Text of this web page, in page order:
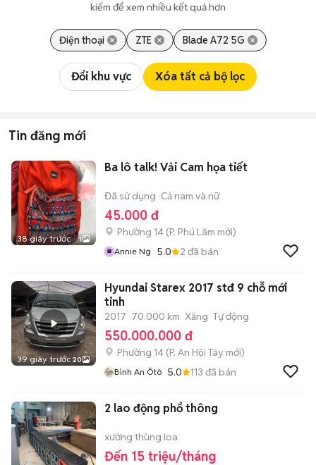
kiếm để xem nhiều kết quả hơn
Điện thoại ZTE Blade A72 5G
Đổi khu vực Xóa tất cả bộ lọc
Tin đăng mới
38 giây trước 1
Ba lô talk! Vải Cam họa tiết
Đã sử dụng Cả nam và nữ
45.000 đ
Phường 14 (P. Phú Lâm mới)
Annie Ng 5.0 2 đã bán
39 giây trước 20
Hyundai Starex 2017 stđ 9 chỗ mới
tinh
2017 70.000 km Xăng Tự động
550.000.000 đ
Phường 14 (P. An Hội Tây mới)
Bình An Ôtô 5.0 113 đã bán
2 lao động phổ thông
xưởng thùng loa
Đến 15 triệu/tháng